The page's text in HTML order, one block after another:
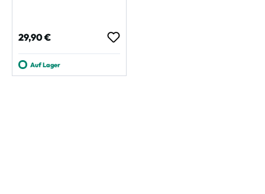
Regulärer Preis:
29,90 €
Auf Lager